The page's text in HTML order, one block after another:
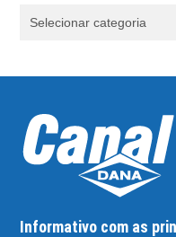
Informativo com as